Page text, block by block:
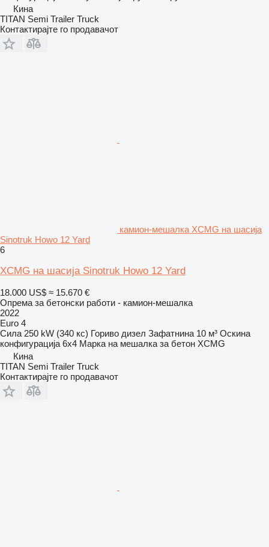
Кина
TITAN Semi Trailer Truck
Контактирајте го продавачот
камион-мешалка XCMG на шасија
Sinotruk Howo 12 Yard
6
XCMG на шасија Sinotruk Howo 12 Yard
18.000 US$ ≈ 15.670 €
Опрема за бетонски работи - камион-мешалка
2022
Euro 4
Сила 250 kW (340 кс) Гориво дизел Зафатнина 10 м³ Оскина
конфигурација 6x4 Марка на мешалка за бетон XCMG
Кина
TITAN Semi Trailer Truck
Контактирајте го продавачот